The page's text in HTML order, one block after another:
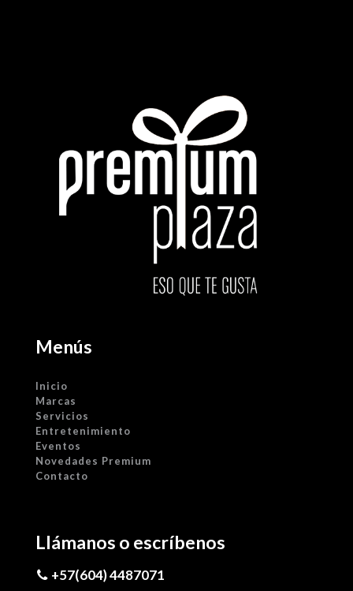
Menús
Inicio
Marcas
Servicios
Entretenimiento
Eventos
Novedades Premium
Contacto
Llámanos o escríbenos
+57(604) 4487071